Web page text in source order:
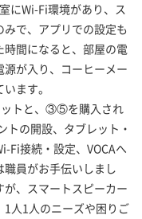
にWi-Fi環境があり、ス
で、アプリでの設定も
間になると、部屋の電
が入り、コーヒーメー
ます。
ットと、③⑤を購入され
トの開設、タブレット・
Fi接続・設定、VOCAへ
員がお手伝いしまし
、スマートスピーカー
人1人のニーズや困りご